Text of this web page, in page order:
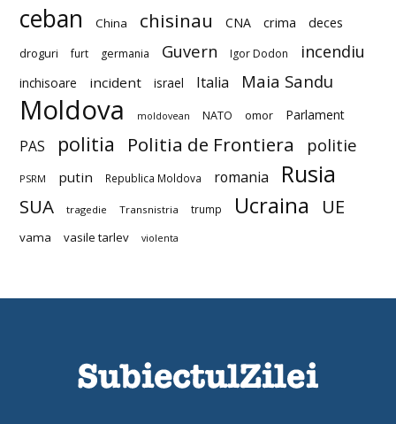
ceban China chisinau CNA crima deces
droguri furt germania Guvern Igor Dodon incendiu
inchisoare incident israel Italia Maia Sandu
Moldova moldovean NATO omor Parlament
PAS politia Politia de Frontiera politie
PSRM putin Republica Moldova romania Rusia
SUA tragedie Transnistria trump Ucraina UE
vama vasile tarlev violenta